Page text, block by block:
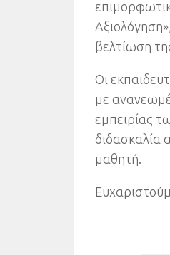
βελτίωση
Οι
με
εμπειρίας
διδασκαλία
μαθητή.